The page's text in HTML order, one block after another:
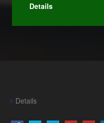
Details
Details